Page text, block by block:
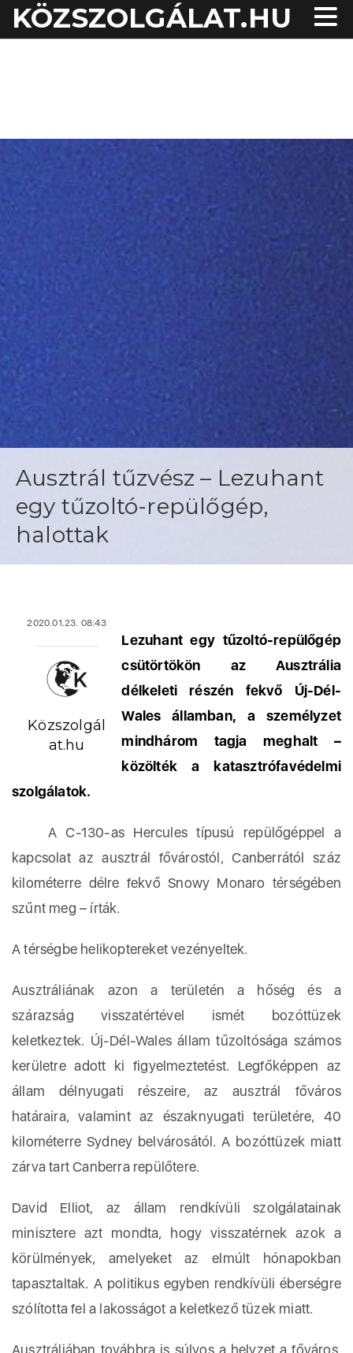
KÖZSZOLGÁLAT.HU
Ausztrál tűzvész – Lezuhant
egy tűzoltó-repülőgép,
halottak
2020.01.23. 08:43
Közszolgál
at.hu
Lezuhant egy tűzoltó-repülőgép
csütörtökön az Ausztrália
délkeleti részén fekvő Új-Dél-
Wales államban, a személyzet
mindhárom tagja meghalt –
közölték a katasztrófavédelmi
szolgálatok.
A C-130-as Hercules típusú repülőgéppel a
kapcsolat az ausztrál fővárostól, Canberrától száz
kilométerre délre fekvő Snowy Monaro térségében
szűnt meg – írták.
A térségbe helikoptereket vezényeltek.
Ausztráliának azon a területén a hőség és a
szárazság visszatértével ismét bozóttüzek
keletkeztek. Új-Dél-Wales állam tűzoltósága számos
kerületre adott ki figyelmeztetést. Legfőképpen az
állam délnyugati részeire, az ausztrál főváros
határaira, valamint az északnyugati területére, 40
kilométerre Sydney belvárosától. A bozóttüzek miatt
zárva tart Canberra repülőtere.
David Elliot, az állam rendkívüli szolgálatainak
minisztere azt mondta, hogy visszatérnek azok a
körülmények, amelyeket az elmúlt hónapokban
tapasztaltak. A politikus egyben rendkívüli éberségre
szólította fel a lakosságot a keletkező tüzek miatt.
Ausztráliában továbbra is súlyos a helyzet a főváros,